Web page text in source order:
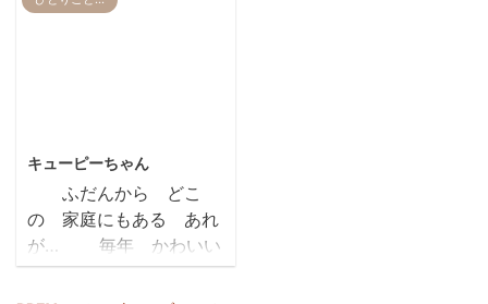
のですっ その目標とはな
髪の毛や頭皮も 日焼け
す… お顔や肌と同じよ
うに 紫外線対策を忘れ
ないでくださいね REIR
でも紫外線から髪や肌を
キューピーちゃん
ふだんから どこ
の 家庭にもある あれ
が… 毎年 かわいい
干支のデザインの姿で
販売されてるのご存知で